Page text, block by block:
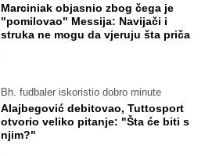
Marciniak objasnio zbog čega je
"pomilovao" Messija: Navijači i
struka ne mogu da vjeruju šta priča
Bh. fudbaler iskoristio dobro minute
Alajbegović debitovao, Tuttosport
otvorio veliko pitanje: "Šta će biti s
njim?"